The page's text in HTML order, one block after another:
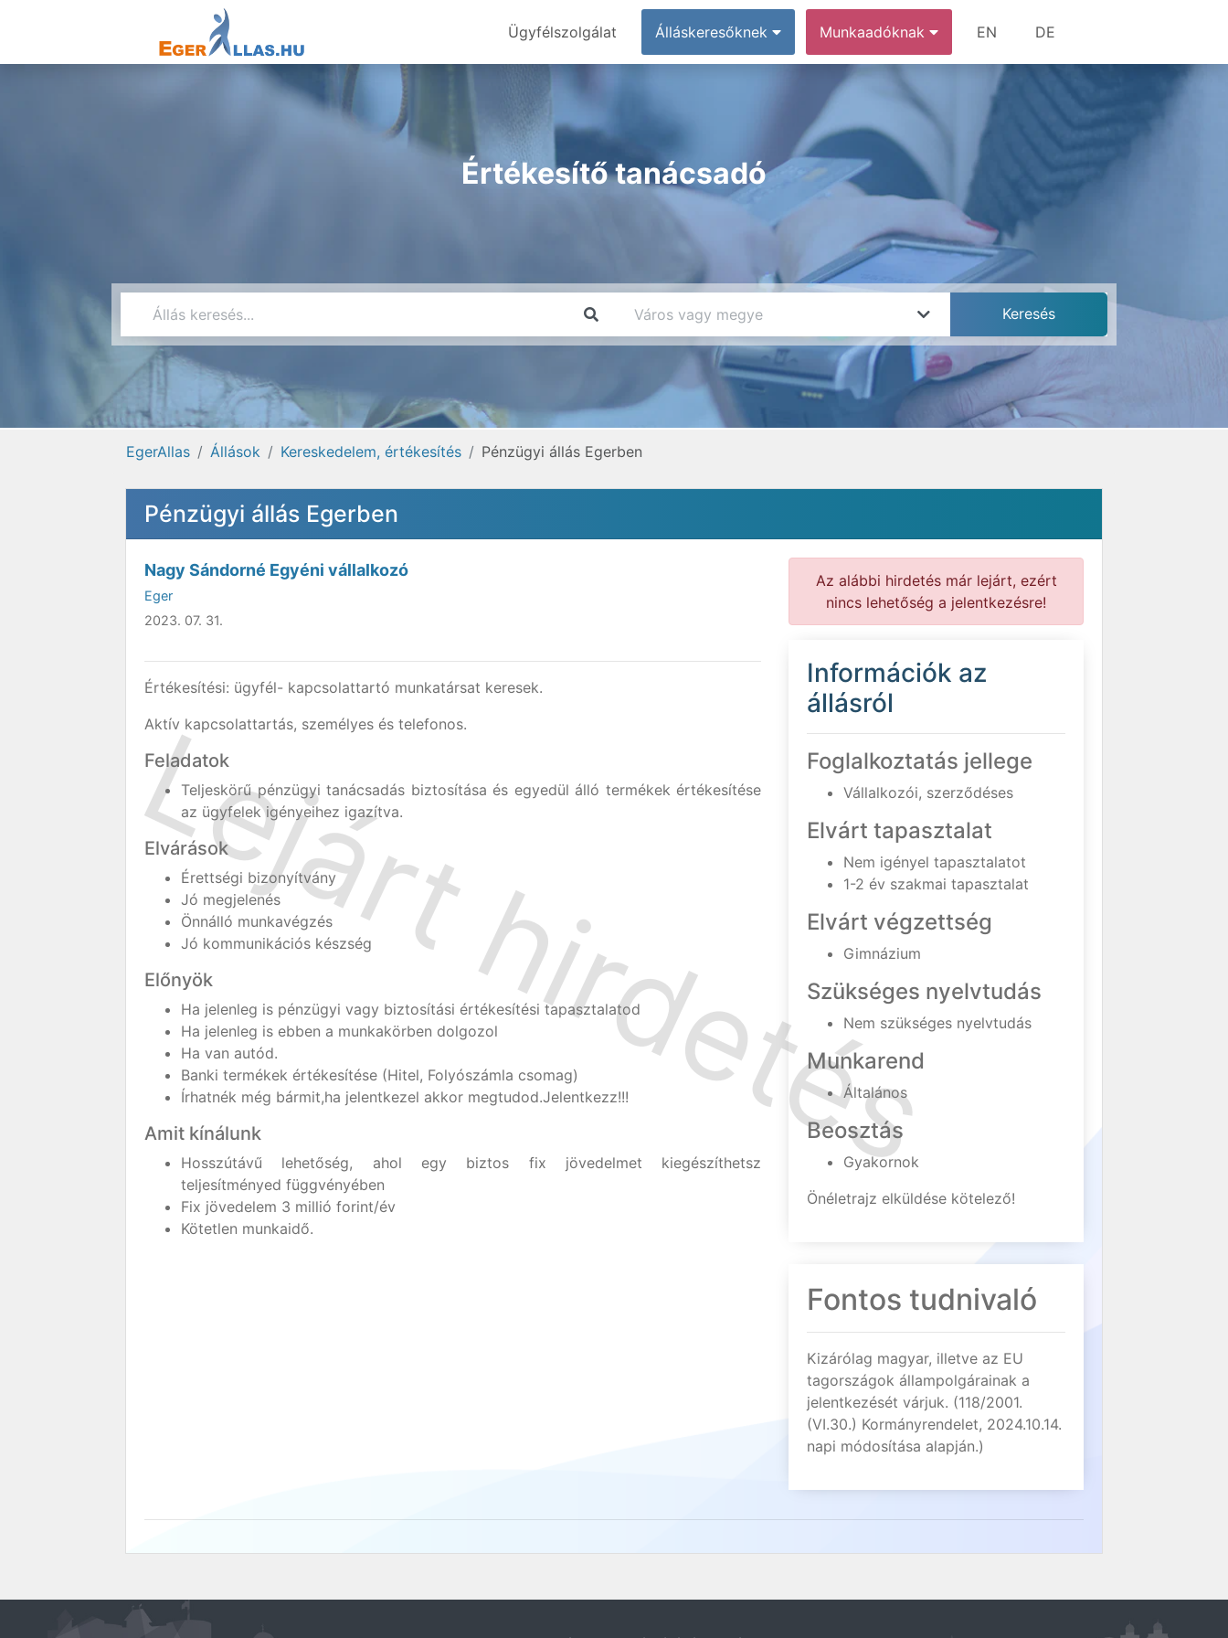
Ügyfélszolgálat Álláskeresőknek Munkaadóknak EN DE
Értékesítő tanácsadó
EgerAllas Állások Kereskedelem, értékesítés Pénzügyi állás Egerben
Pénzügyi állás Egerben
Nagy Sándorné Egyéni vállalkozó
Eger
2023. 07. 31.
Értékesítési: ügyfél- kapcsolattartó munkatársat keresek.
Aktív kapcsolattartás, személyes és telefonos.
Feladatok
Teljeskörű pénzügyi tanácsadás biztosítása és egyedül álló termékek értékesítése
az ügyfelek igényeihez igazítva.
Elvárások
Érettségi bizonyítvány
Jó megjelenés
Önnálló munkavégzés
Jó kommunikációs készség
Előnyök
Ha jelenleg is pénzügyi vagy biztosítási értékesítési tapasztalatod
Ha jelenleg is ebben a munkakörben dolgozol
Ha van autód.
Banki termékek értékesítése (Hitel, Folyószámla csomag)
Írhatnék még bármit,ha jelentkezel akkor megtudod.Jelentkezz!!!
Amit kínálunk
Hosszútávű lehetőség, ahol egy biztos fix jövedelmet kiegészíthetsz
teljesítményed függvényében
Fix jövedelem 3 millió forint/év
Kötetlen munkaidő.
Az alábbi hirdetés már lejárt, ezért
nincs lehetőség a jelentkezésre!
Információk az
állásról
Foglalkoztatás jellege
Vállalkozói, szerződéses
Elvárt tapasztalat
Nem igényel tapasztalatot
1-2 év szakmai tapasztalat
Elvárt végzettség
Gimnázium
Szükséges nyelvtudás
Nem szükséges nyelvtudás
Munkarend
Általános
Beosztás
Gyakornok
Önéletrajz elküldése kötelező!
Fontos tudnivaló
Kizárólag magyar, illetve az EU
tagországok állampolgárainak a
jelentkezését várjuk. (118/2001.
(VI.30.) Kormányrendelet, 2024.10.14.
napi módosítása alapján.)